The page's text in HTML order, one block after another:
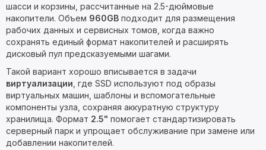
шасси и корзины, рассчитанные на 2.5-дюймовые
накопители. Объем 960GB подходит для размещения
рабочих данных и сервисных томов, когда важно
сохранять единый формат накопителей и расширять
дисковый пул предсказуемыми шагами.
Такой вариант хорошо вписывается в задачи
виртуализации , где SSD используют под образы
виртуальных машин, шаблоны и вспомогательные
компоненты узла, сохраняя аккуратную структуру
хранилища. Формат 2.5" помогает стандартизировать
серверный парк и упрощает обслуживание при замене или
добавлении накопителей.